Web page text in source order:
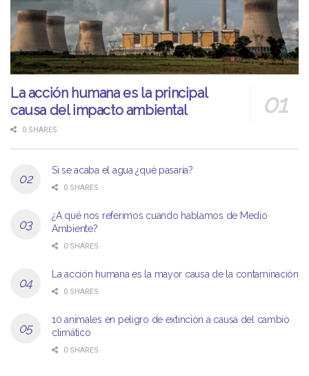
La acción humana es la principal
causa del impacto ambiental
0 SHARES
Si se acaba el agua ¿qué pasaría?
0 SHARES
¿A qué nos referimos cuando hablamos de Medio
Ambiente?
0 SHARES
La acción humana es la mayor causa de la contaminación
0 SHARES
10 animales en peligro de extinción a causa del cambio
climático
0 SHARES